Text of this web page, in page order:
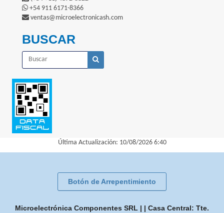
+54 911 6171-8366
ventas@microelectronicash.com
BUSCAR
Última Actualización: 10/08/2026 6:40
Botón de Arrepentimiento
Microelectrónica Componentes SRL | | Casa Central: Tte.